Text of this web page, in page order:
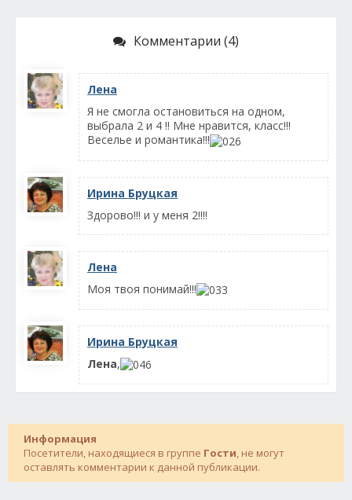
Комментарии (4)
Лена
Я не смогла остановиться на одном,
выбрала 2 и 4 !! Мне нравится, класс!!!
Веселье и романтика!!!
Ирина Бруцкая
Здорово!!! и у меня 2!!!!
Лена
Моя твоя понимай!!!
Ирина Бруцкая
Лена,
Информация
Посетители, находящиеся в группе Гости, не могут
оставлять комментарии к данной публикации.